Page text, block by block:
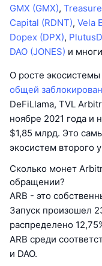
GMX (GMX),
Capital (RDNT), Vela
Dopex (DPX),
DAO (JONES) и
О росте
общей
DeFiLlama, TVL
ноябре 2021 года и
$1,85 млрд. Это
экосистем второго
Сколько монет
обращении?
ARB - это
Запуск произошел
распределено
ARB среди
и DAO.